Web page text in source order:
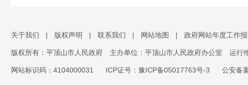
关于我们 | 版权声明 | 联系我们 | 网站地图 | 政府网站年度工作
版权所有：平顶山市人民政府 主办单位：平顶山市人民政府办公室 运行
网站标识码：4104000031 ICP证号：豫ICP备05017763号-3 公安备